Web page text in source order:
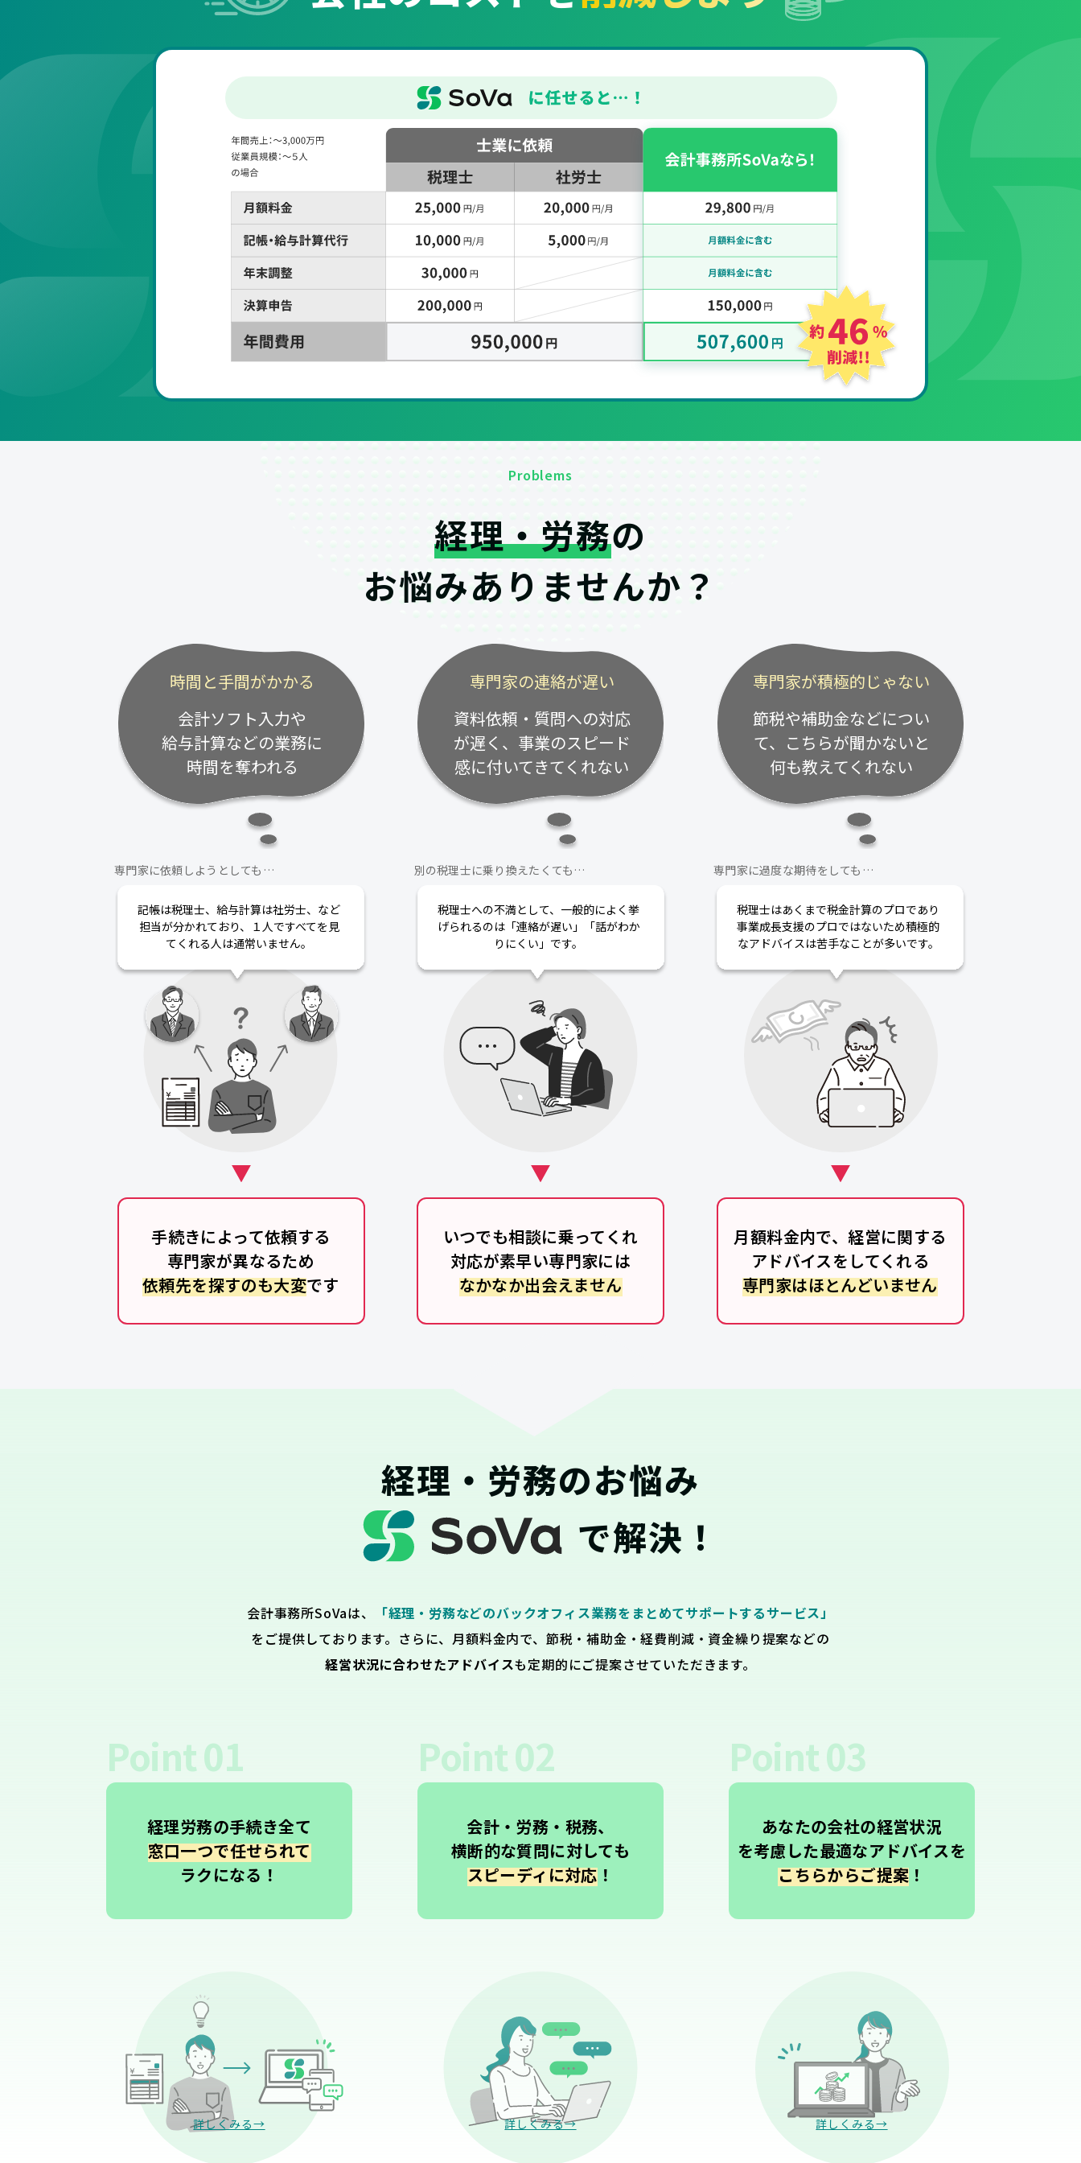
Problems
経理・労務の
お悩みありませんか？
時間と手間がかかる
会計ソフト入力や
給与計算などの業務に
時間を奪われる
専門家に依頼しようとしても…
記帳は税理士、給与計算は社労士、など
担当が分かれており、１人ですべてを見
てくれる人は通常いません。
手続きによって依頼する
専門家が異なるため
依頼先を探すのも大変です
専門家の連絡が遅い
資料依頼・質問への対応
が遅く、事業のスピード
感に付いてきてくれない
別の税理士に乗り換えたくても…
税理士への不満として、一般的によく挙
げられるのは「連絡が遅い」「話がわか
りにくい」です。
いつでも相談に乗ってくれ
対応が素早い専門家には
なかなか出会えません
専門家が積極的じゃない
節税や補助金などについ
て、こちらが聞かないと
何も教えてくれない
専門家に過度な期待をしても…
税理士はあくまで税金計算のプロであり
事業成長支援のプロではないため積極的
なアドバイスは苦手なことが多いです。
月額料金内で、経営に関する
アドバイスをしてくれる
専門家はほとんどいません
経理・労務のお悩み
で解決！
会計事務所SoVaは、
「経理・労務などのバックオフィス業務をまとめてサポートするサービス」
をご提供しております。さらに、月額料金内で、節税・補助金・経費削減・資金繰り提案などの
経営状況に合わせたアドバイスも定期的にご提案させていただきます。
Point01
経理労務の手続き全て
窓口一つで任せられて
ラクになる！
詳しくみる→
Point02
会計・労務・税務、
横断的な質問に対しても
スピーディに対応！
詳しくみる→
Point03
あなたの会社の経営状況
を考慮した最適なアドバイスを
こちらからご提案 ！
詳しくみる→